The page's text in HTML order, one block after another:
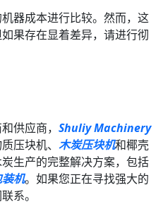
器成本进行比较。然而，这
果存在显着差异，请进行彻
供应商， Shuliy Machinery
压块机、 木炭压块机和椰壳
生产的完整解决方案，包括
机。如果您正在寻找强大的
系。